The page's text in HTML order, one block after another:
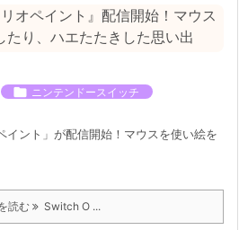
オペイント』配信開始！マウス
たり、ハエたたきした思い出
 ニンテンドースイッチ
ント」が配信開始！マウスを使い絵を
読む Switch O ...